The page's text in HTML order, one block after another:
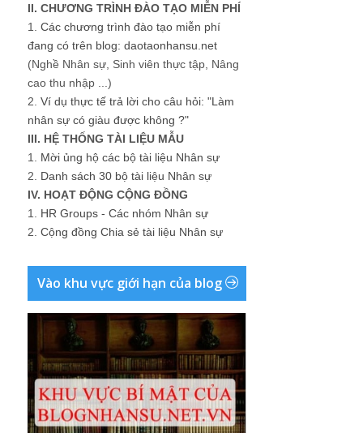
II. CHƯƠNG TRÌNH ĐÀO TẠO MIỄN PHÍ
1. Các chương trình đào tạo miễn phí
đang có trên blog: daotaonhansu.net
(Nghề Nhân sự, Sinh viên thực tập, Nâng
cao thu nhập ...)
2. Ví dụ thực tế trả lời cho câu hỏi: "Làm
nhân sự có giàu được không ?"
III. HỆ THỐNG TÀI LIỆU MẪU
1. Mời ủng hộ các bộ tài liệu Nhân sự
2. Danh sách 30 bộ tài liệu Nhân sự
IV. HOẠT ĐỘNG CỘNG ĐỒNG
1. HR Groups - Các nhóm Nhân sự
2. Cộng đồng Chia sẻ tài liệu Nhân sự
Vào khu vực giới hạn của blog